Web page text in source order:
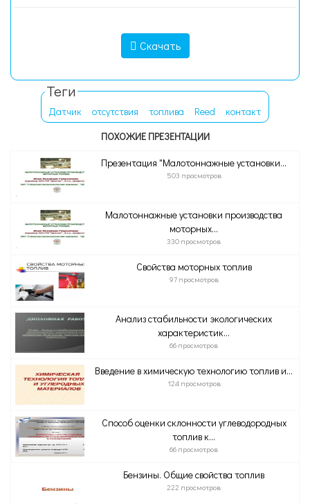
Скачать
Теги
Датчик отсутствия топлива Reed
контакт
ПОХОЖИЕ ПРЕЗЕНТАЦИИ
Презентация "Малотоннажные установки...
503 просмотров
Малотоннажные установки производства
моторных...
330 просмотров
Свойства моторных топлив
97 просмотров
Анализ стабильности экологических
характеристик...
66 просмотров
Введение в химическую технологию топлив и...
124 просмотров
Способ оценки склонности углеводородных
топлив к...
66 просмотров
Бензины. Общие свойства топлив
222 просмотров